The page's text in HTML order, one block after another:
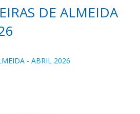
DE ALMEIDA
- ABRIL 2026